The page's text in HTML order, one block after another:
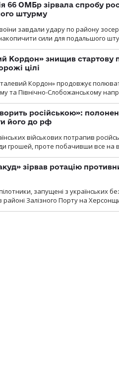
66 ОМБр зірвала спробу
штурму
воїни завдали удару по району
сили для подальшого
Кордон» знищив стартову
цілі
Кордон» продовжує
та Північно-Слобожанському
російською»:
його до рф
військових потрапив
грошей, проте побачивши все на
зірвав ротацію
запущені з українських
районі Залізного Порту на